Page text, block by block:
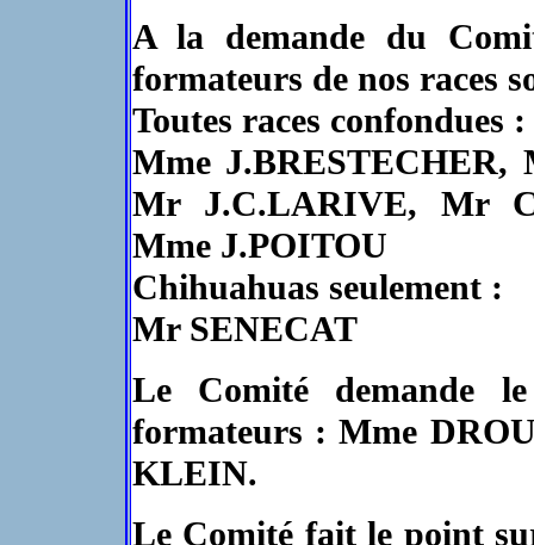
A la demande du
formateurs de nos races
Toutes races confondues :
Mme
Mr J.C.LARIVE, Mr
Mme J.POITOU
Chihuahuas seulement :
Mr SENECAT
Le Comité demande
formateurs : Mme
KLEIN.
Le Comité fait le point